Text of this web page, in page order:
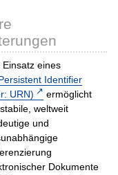
Einsatz eines
Identifier
URN)
ermöglicht
weltweit
und
Dokumente